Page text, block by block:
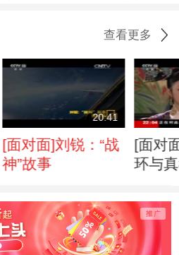
查看更多
20:41
[面对面]刘锐：“战
神”故事
[面对
环与